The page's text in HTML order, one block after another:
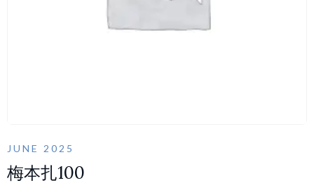
JUNE 2025
梅本扎100